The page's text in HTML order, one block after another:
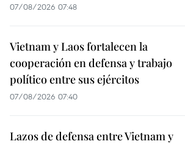
07/08/2026 07:48
Vietnam y Laos fortalecen la
cooperación en defensa y trabajo
político entre sus ejércitos
07/08/2026 07:40
Lazos de defensa entre Vietnam y